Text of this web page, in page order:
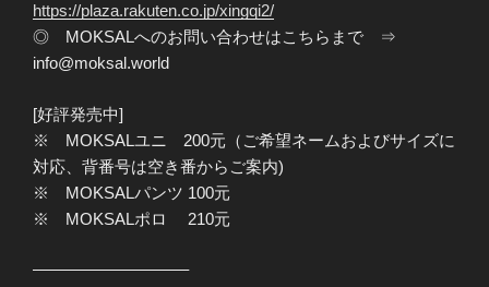
https://plaza.rakuten.co.jp/xingqi2/
◎ MOKSALへのお問い合わせはこちらまで ⇒
info@moksal.world
[好評発売中]
※ MOKSALユニ 200元（ご希望ネームおよびサイズに
対応、背番号は空き番からご案内)
※ MOKSALパンツ 100元
※ MOKSALポロ 210元
—————————–